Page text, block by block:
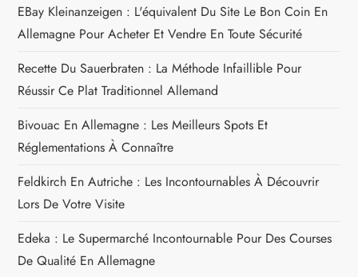
EBay Kleinanzeigen : L'équivalent Du Site Le Bon Coin En
Allemagne Pour Acheter Et Vendre En Toute Sécurité
Recette Du Sauerbraten : La Méthode Infaillible Pour
Réussir Ce Plat Traditionnel Allemand
Bivouac En Allemagne : Les Meilleurs Spots Et
Réglementations À Connaître
Feldkirch En Autriche : Les Incontournables À Découvrir
Lors De Votre Visite
Edeka : Le Supermarché Incontournable Pour Des Courses
De Qualité En Allemagne